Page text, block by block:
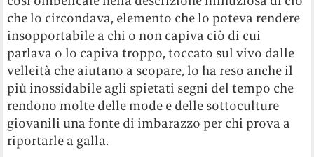
che lo circondava, elemento che lo poteva rendere
insopportabile a chi o non capiva ciò di cui
parlava o lo capiva troppo, toccato sul vivo dalle
velleità che aiutano a scopare, lo ha reso anche il
più inossidabile agli spietati segni del tempo che
rendono molte delle mode e delle sottoculture
giovanili una fonte di imbarazzo per chi prova a
riportarle a galla.